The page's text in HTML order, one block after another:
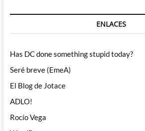
ENLACES
Has DC done something stupid today?
Seré breve (EmeA)
El Blog de Jotace
ADLO!
Rocío Vega